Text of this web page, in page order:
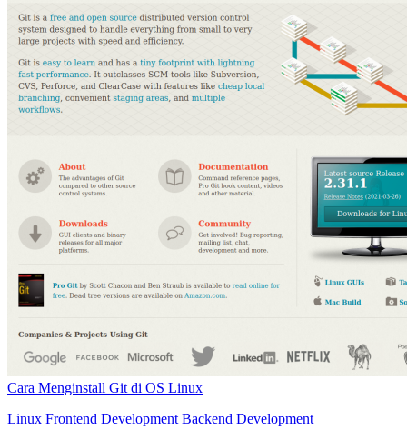
Cara Menginstall Git di OS Linux
Linux Frontend Development Backend Development